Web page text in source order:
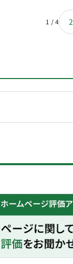
1 / 4 2